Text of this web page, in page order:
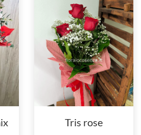
Tris rose